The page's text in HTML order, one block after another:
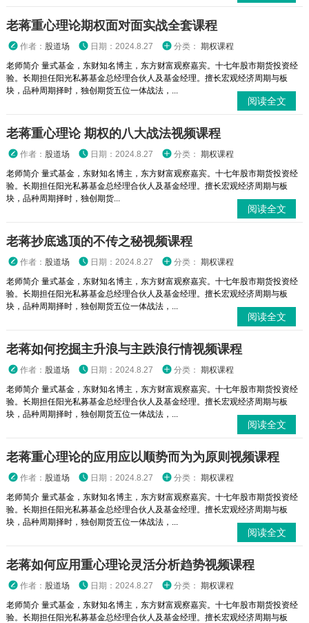
老蒋重心理论期权面对面实战全套课程
作者： 股道场 日期：2024.8.27 分类： 期权课程
老师简介 量式基金，东财知名博主，东方财富观察嘉宾。十七年股市期货投资经
验。长期担任阳光私募基金总经理合伙人及基金经理。擅长宏观经济周期与板
块，品种周期择时，独创期货五位一体战法，...
阅读全文
老蒋重心理论 期权的八大战法视频课程
作者： 股道场 日期：2024.8.27 分类： 期权课程
老师简介 量式基金，东财知名博主，东方财富观察嘉宾。十七年股市期货投资经
验。长期担任阳光私募基金总经理合伙人及基金经理。擅长宏观经济周期与板
块，品种周期择时，独创期货...
阅读全文
老蒋抄底逃顶的不传之秘视频课程
作者： 股道场 日期：2024.8.27 分类： 期权课程
老师简介 量式基金，东财知名博主，东方财富观察嘉宾。十七年股市期货投资经
验。长期担任阳光私募基金总经理合伙人及基金经理。擅长宏观经济周期与板
块，品种周期择时，独创期货五位一体战法，...
阅读全文
老蒋如何挖掘主升浪与主跌浪行情视频课程
作者： 股道场 日期：2024.8.27 分类： 期权课程
老师简介 量式基金，东财知名博主，东方财富观察嘉宾。十七年股市期货投资经
验。长期担任阳光私募基金总经理合伙人及基金经理。擅长宏观经济周期与板
块，品种周期择时，独创期货五位一体战法，...
阅读全文
老蒋重心理论的应用应以顺势而为为原则视频课程
作者： 股道场 日期：2024.8.27 分类： 期权课程
老师简介 量式基金，东财知名博主，东方财富观察嘉宾。十七年股市期货投资经
验。长期担任阳光私募基金总经理合伙人及基金经理。擅长宏观经济周期与板
块，品种周期择时，独创期货五位一体战法，...
阅读全文
老蒋如何应用重心理论灵活分析趋势视频课程
作者： 股道场 日期：2024.8.27 分类： 期权课程
老师简介 量式基金，东财知名博主，东方财富观察嘉宾。十七年股市期货投资经
验。长期担任阳光私募基金总经理合伙人及基金经理。擅长宏观经济周期与板